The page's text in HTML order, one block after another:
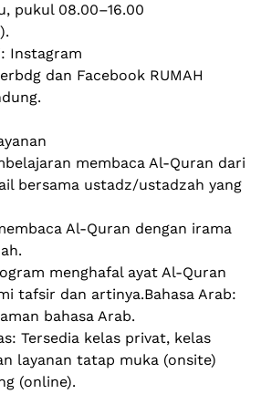
pukul 08.00–16.00
Instagram
dan Facebook RUMAH
membaca Al-Quran dari
bersama ustadz/ustadzah yang
Al-Quran dengan irama
menghafal ayat Al-Quran
tafsir dan artinya.Bahasa Arab:
bahasa Arab.
Tersedia kelas privat, kelas
layanan tatap muka (onsite)
(online).